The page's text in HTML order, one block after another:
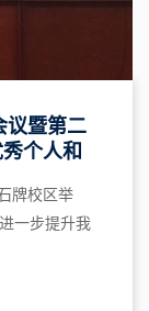
议暨第二
个人和
牌校区举
一步提升我